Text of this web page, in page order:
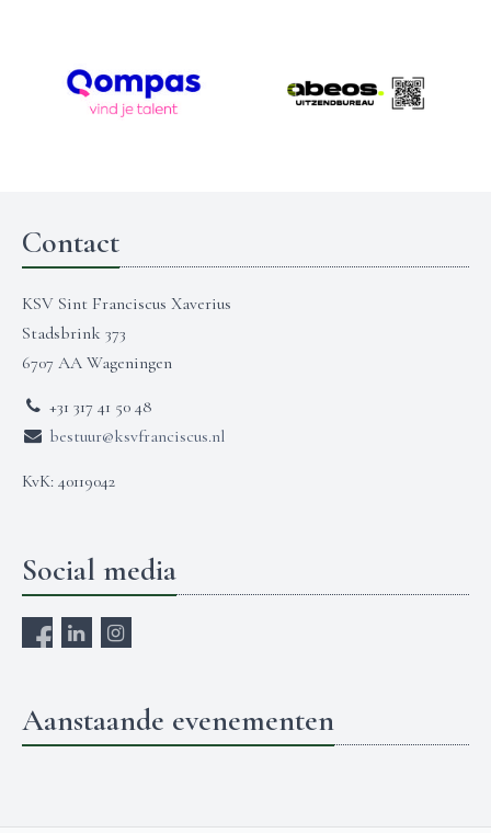
Contact
KSV Sint Franciscus Xaverius
Stadsbrink 373
6707 AA Wageningen
+31 317 41 50 48
bestuur@ksvfranciscus.nl
KvK: 40119042
Social media
Aanstaande evenementen